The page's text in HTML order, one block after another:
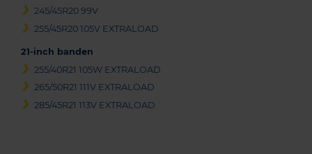
245/45R20 99V
255/45R20 105V EXTRALOAD
21-inch banden
255/40R21 105W EXTRALOAD
265/50R21 111V EXTRALOAD
285/45R21 113V EXTRALOAD